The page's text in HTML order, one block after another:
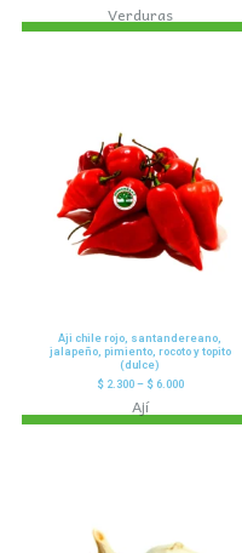
Verduras
Aji chile rojo, santandereano,
jalapeño, pimiento, rocoto y topito
(dulce)
$2.300– $6.000
Ají